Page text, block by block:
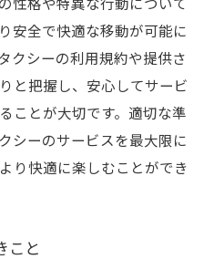
性格や特異な行動について
安全で快適な移動が可能に
クシーの利用規約や提供さ
と把握し、安心してサービ
ことが大切です。適切な準
シーのサービスを最大限に
り快適に楽しむことができ
こと